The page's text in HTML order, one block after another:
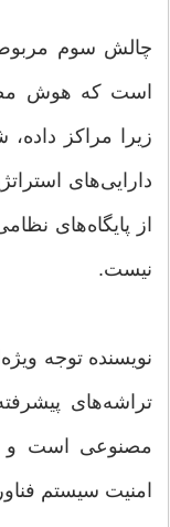
چالش سوم
است که هوش
زیرا مراکز
دارایی‌های
از پایگاه‌های
نیست.
نویسنده توجه
تراشه‌های
مصنوعی است و
امنیت سیستم